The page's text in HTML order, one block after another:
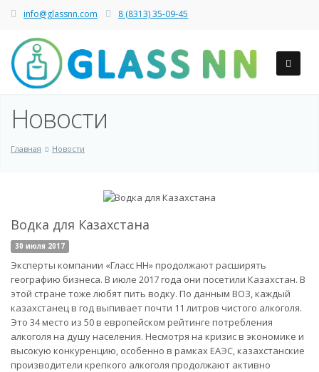
info@glassnn.com 8 (8313) 35-09-45
Новости
Главная Новости
Водка для Казахстана
30 июля 2017
Эксперты компании «Гласс НН» продолжают расширять
географию бизнеса. В июле 2017 года они посетили Казахстан. В
этой стране тоже любят пить водку. По данным ВОЗ, каждый
казахстанец в год выпивает почти 11 литров чистого алкоголя.
Это 34 место из 50 в европейском рейтинге потребления
алкоголя на душу населения. Несмотря на кризис в экономике и
высокую конкуренцию, особенно в рамках ЕАЭС, казахстанские
производители крепкого алкоголя продолжают активно